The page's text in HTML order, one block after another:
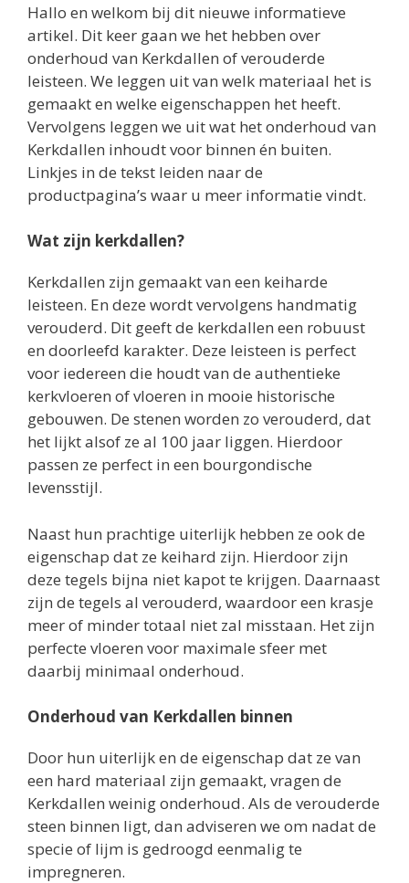
Hallo en welkom bij dit nieuwe informatieve
artikel. Dit keer gaan we het hebben over
onderhoud van Kerkdallen of verouderde
leisteen. We leggen uit van welk materiaal het is
gemaakt en welke eigenschappen het heeft.
Vervolgens leggen we uit wat het onderhoud van
Kerkdallen inhoudt voor binnen én buiten.
Linkjes in de tekst leiden naar de
productpagina’s waar u meer informatie vindt.
Wat zijn kerkdallen?
Kerkdallen zijn gemaakt van een keiharde
leisteen. En deze wordt vervolgens handmatig
verouderd. Dit geeft de kerkdallen een robuust
en doorleefd karakter. Deze leisteen is perfect
voor iedereen die houdt van de authentieke
kerkvloeren of vloeren in mooie historische
gebouwen. De stenen worden zo verouderd, dat
het lijkt alsof ze al 100 jaar liggen. Hierdoor
passen ze perfect in een bourgondische
levensstijl.
Naast hun prachtige uiterlijk hebben ze ook de
eigenschap dat ze keihard zijn. Hierdoor zijn
deze tegels bijna niet kapot te krijgen. Daarnaast
zijn de tegels al verouderd, waardoor een krasje
meer of minder totaal niet zal misstaan. Het zijn
perfecte vloeren voor maximale sfeer met
daarbij minimaal onderhoud.
Onderhoud van Kerkdallen binnen
Door hun uiterlijk en de eigenschap dat ze van
een hard materiaal zijn gemaakt, vragen de
Kerkdallen weinig onderhoud. Als de verouderde
steen binnen ligt, dan adviseren we om nadat de
specie of lijm is gedroogd eenmalig te
impregneren.